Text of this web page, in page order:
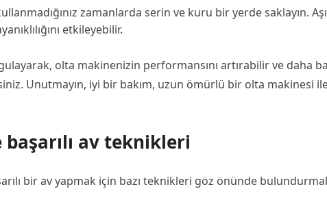
zamanlarda serin ve kuru bir yerde saklayın.
etkileyebilir.
olta makinenizin performansını artırabilir ve daha
Unutmayın, iyi bir bakım, uzun ömürlü bir olta makinesi
av teknikleri
bir av yapmak için bazı teknikleri göz önünde